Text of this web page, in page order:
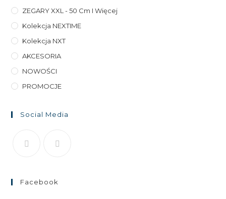
ZEGARY XXL - 50 Cm I Więcej
Kolekcja NEXTIME
Kolekcja NXT
AKCESORIA
NOWOŚCI
PROMOCJE
Social Media
Facebook